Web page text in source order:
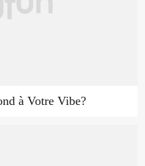
à Votre Vibe?